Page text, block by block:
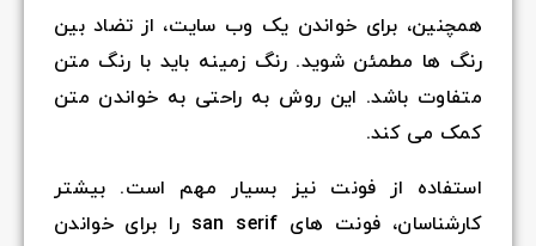
همچنین، برای خواندن یک وب سایت، از تضاد بین
رنگ ها مطمئن شوید. رنگ زمینه باید با رنگ متن
متفاوت باشد. این روش به راحتی به خواندن متن
کمک می کند.
استفاده از فونت نیز بسیار مهم است. بیشتر
کارشناسان، فونت های san serif را برای خواندن